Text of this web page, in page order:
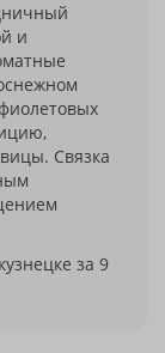
и
Связка
за 9